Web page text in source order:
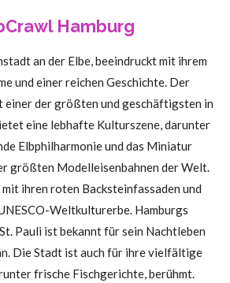
Hamburg
an der Elbe, beeindruckt mit ihrem
und einer reichen Geschichte. Der
einer der größten und geschäftigsten in
eine lebhafte Kulturszene, darunter
Elbphilharmonie und das Miniatur
größten Modelleisenbahnen der Welt.
ihren roten Backsteinfassaden und
Weltkulturerbe. Hamburgs
Pauli ist bekannt für sein Nachtleben
Die Stadt ist auch für ihre vielfältige
frische Fischgerichte, berühmt.